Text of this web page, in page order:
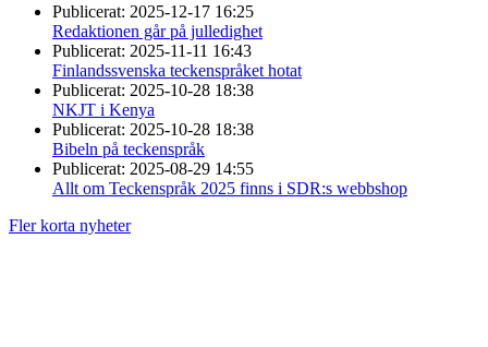
Publicerat: 2025-12-17 16:25
Redaktionen går på julledighet
Publicerat: 2025-11-11 16:43
Finlandssvenska teckenspråket hotat
Publicerat: 2025-10-28 18:38
NKJT i Kenya
Publicerat: 2025-10-28 18:38
Bibeln på teckenspråk
Publicerat: 2025-08-29 14:55
Allt om Teckenspråk 2025 finns i SDR:s webbshop
Fler korta nyheter